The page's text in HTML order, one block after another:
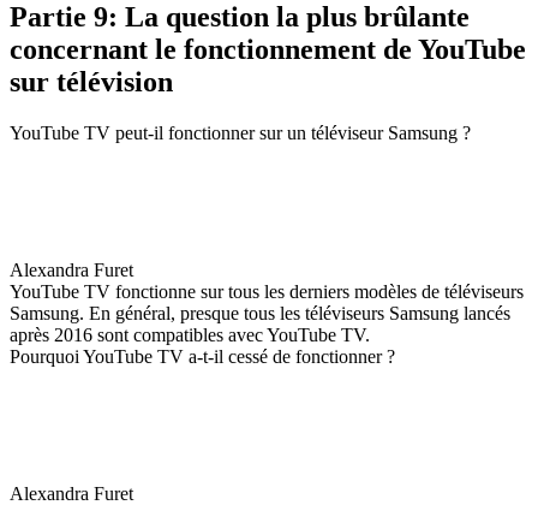
Partie 9: La question la plus brûlante
concernant le fonctionnement de YouTube
sur télévision
YouTube TV peut-il fonctionner sur un téléviseur Samsung ?
Alexandra Furet
YouTube TV fonctionne sur tous les derniers modèles de téléviseurs
Samsung. En général, presque tous les téléviseurs Samsung lancés
après 2016 sont compatibles avec YouTube TV.
Pourquoi YouTube TV a-t-il cessé de fonctionner ?
Alexandra Furet